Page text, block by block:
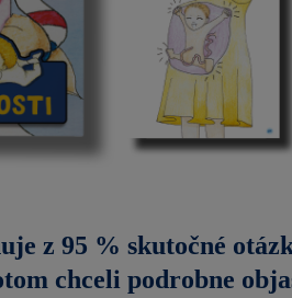
z 95 % skutočné
chceli podrobne